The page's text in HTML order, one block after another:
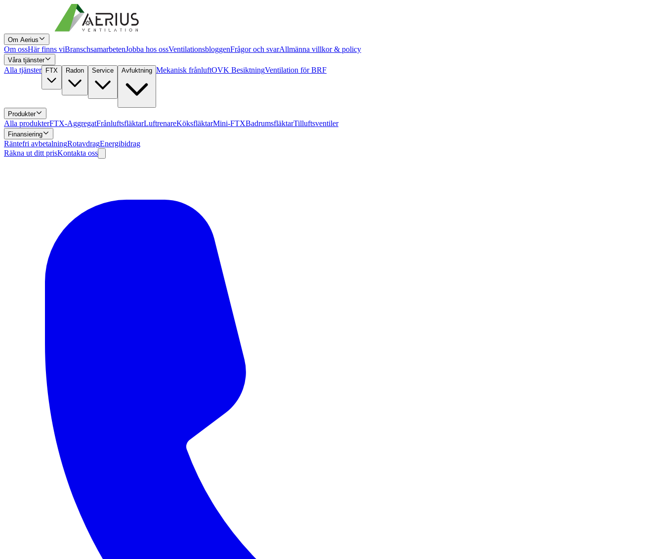
Om Aerius
Om ossHär finns viBranschsamarbetenJobba hos ossVentilationsbloggenFrågor och svarAllmänna villkor & policy
Våra tjänster
Alla tjänster FTX Radon Service Avfuktning Mekanisk frånluftOVK BesiktningVentilation för BRF
Produkter
Alla produkterFTX-AggregatFrånluftsfläktarLuftrenareKöksfläktarMini-FTXBadrumsfläktarTilluftsventiler
Finansiering
Räntefri avbetalningRotavdragEnergibidrag
Räkna ut ditt prisKontakta oss